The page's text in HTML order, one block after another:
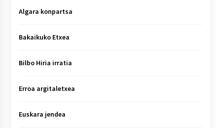
Algara konpartsa
Bakaikuko Etxea
Bilbo Hiria irratia
Erroa argitaletxea
Euskara jendea